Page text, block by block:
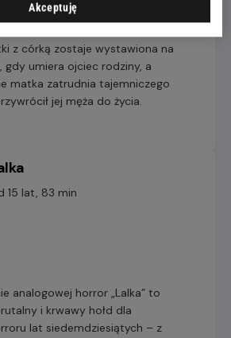
z córką zostaje wystawiona na
gdy umiera ojciec rodziny, a
matka zatrudnia tajemniczego
jej męża do życia.
15 lat, 83 min
analogowej horror „Lalka” to
i krwawy hołd dla
lat siedemdziesiątych – z
Akceptuję